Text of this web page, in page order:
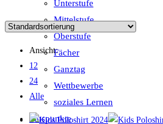
Unterstufe
Mittelstufe
Oberstufe
Fächer
Ganztag
Wettbewerbe
soziales Lernen
Pluspunkte
Ansicht:
12
24
Alle